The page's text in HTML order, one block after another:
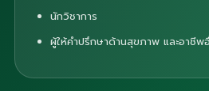
นักวิชาการ
ผู้ให้คำปรึกษาด้านสุขภาพ และอาชี